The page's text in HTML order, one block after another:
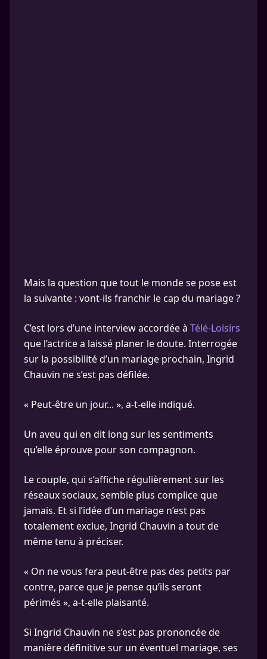
Mais la question que tout le monde se pose est
la suivante : vont-ils franchir le cap du mariage ?
C’est lors d’une interview accordée à Télé-Loisirs
que l’actrice a laissé planer le doute. Interrogée
sur la possibilité d’un mariage prochain, Ingrid
Chauvin ne s’est pas défilée.
« Peut-être un jour... », a-t-elle indiqué.
Un aveu qui en dit long sur les sentiments
qu’elle éprouve pour son compagnon.
Le couple, qui s’affiche régulièrement sur les
réseaux sociaux, semble plus complice que
jamais. Et si l’idée d’un mariage n’est pas
totalement exclue, Ingrid Chauvin a tout de
même tenu à préciser.
« On ne vous fera peut-être pas des petits par
contre, parce que je pense qu’ils seront
périmés », a-t-elle plaisanté.
Si Ingrid Chauvin ne s’est pas prononcée de
manière définitive sur un éventuel mariage, ses